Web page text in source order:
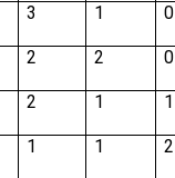
3 1 0
2 2 0
2 1 1
1 1 2